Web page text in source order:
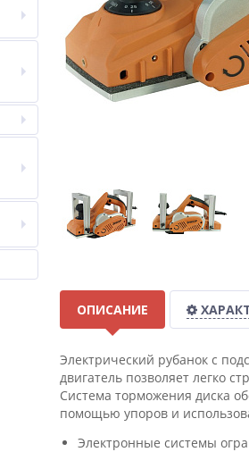
ОПИСАНИЕ
Электрический рубанок с
двигатель позволяет легко
Система торможения диска
помощью упоров и
Электронные системы